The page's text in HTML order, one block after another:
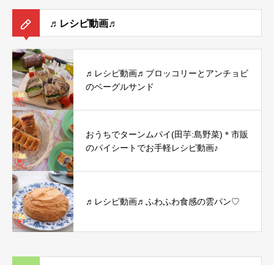
♬レシピ動画♬
♬レシピ動画♬ブロッコリーとアンチョビ
のベーグルサンド
おうちでターンムパイ(田芋:島野菜)＊市販
のパイシートでお手軽レシピ動画♪
♬レシピ動画♬ふわふわ食感の雲パン♡